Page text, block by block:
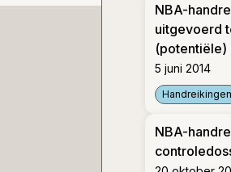
NBA-
uitgevoerd
(potentiële)
5 juni 2014
Handreikingen
NBA-